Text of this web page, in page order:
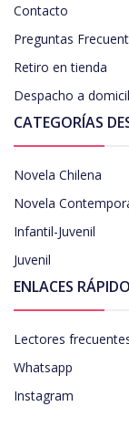
Contacto
Preguntas
Retiro en tienda
Despacho a
CATEGORÍAS
Novela Chilena
Novela
Infantil-Juvenil
Juvenil
ENLACES
Lectores
Whatsapp
Instagram